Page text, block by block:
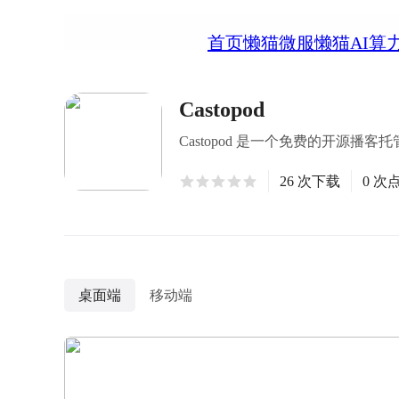
首页懒猫微服懒猫AI算
Castopod
Castopod 是一个免费的开源播客
26 次下载 0 次
桌面端 移动端